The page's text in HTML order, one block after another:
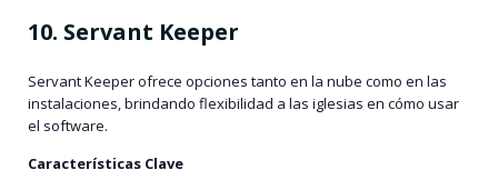
10. Servant Keeper
Servant Keeper ofrece opciones tanto en la nube como en las
instalaciones, brindando flexibilidad a las iglesias en cómo usar
el software.
Características Clave